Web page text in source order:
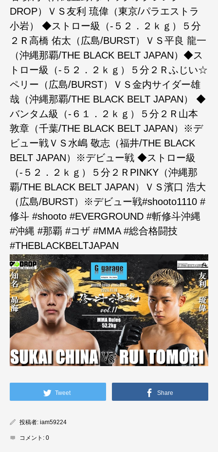
DROP）ＶＳ友利 琉偉（東京/パラエストラ
小岩） ◆ストロー級（-５２．２ｋｇ）５分
２Ｒ高橋 佑太（広島/BURST）ＶＳ平良 龍一
（沖縄那覇/THE BLACK BELT JAPAN）◆ス
トロー級（-５２．２ｋｇ）５分２Ｒふじい☆
ペリー（広島/BURST）ＶＳ金内サイダー雄
哉（沖縄那覇/THE BLACK BELT JAPAN） ◆
バンタム級（-６１．２ｋｇ）５分２Ｒ山本
敦章（千葉/THE BLACK BELT JAPAN）※デ
ビュー戦ＶＳ水嶋 敬志（福井/THE BLACK
BELT JAPAN）※デビュー戦 ◆ストロー級
（-５２．２ｋｇ）５分２ＲPINKY（沖縄那
覇/THE BLACK BELT JAPAN）ＶＳ濱口 浩大
（広島/BURST）※デビュー戦#shooto1110 #
修斗 #shooto #EVERGROUND #斬修斗沖縄
#沖縄 #那覇 #コザ #MMA #総合格闘技
#THEBLACKBELTJAPAN
Tweet Share
投稿者: iam59224
コメント: 0